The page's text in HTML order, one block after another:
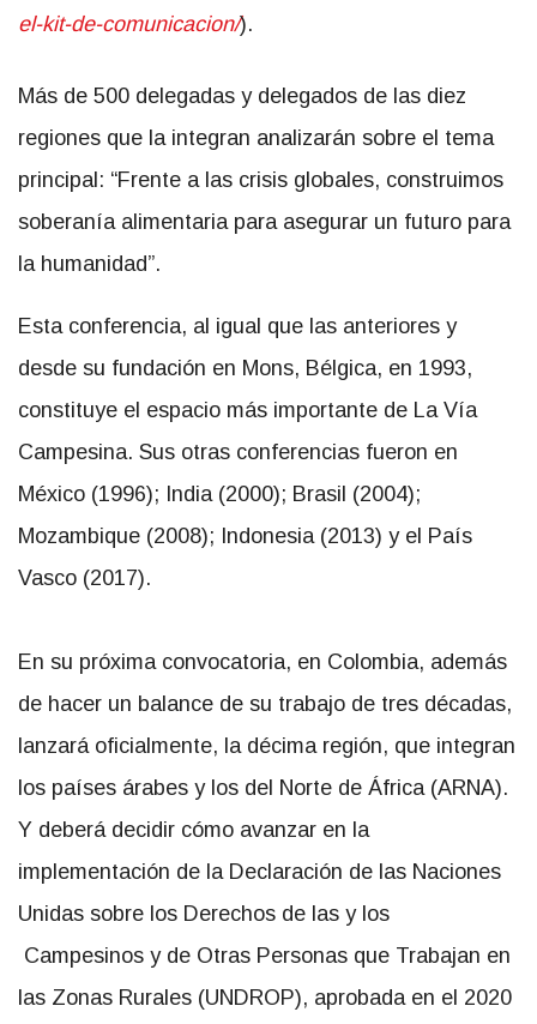
el-kit-de-comunicacion/).
Más de 500 delegadas y delegados de las diez
regiones que la integran analizarán sobre el tema
principal: “Frente a las crisis globales, construimos
soberanía alimentaria para asegurar un futuro para
la humanidad”.
Esta conferencia, al igual que las anteriores y
desde su fundación en Mons, Bélgica, en 1993,
constituye el espacio más importante de La Vía
Campesina. Sus otras conferencias fueron en
México (1996); India (2000); Brasil (2004);
Mozambique (2008); Indonesia (2013) y el País
Vasco (2017).
En su próxima convocatoria, en Colombia, además
de hacer un balance de su trabajo de tres décadas,
lanzará oficialmente, la décima región, que integran
los países árabes y los del Norte de África (ARNA).
Y deberá decidir cómo avanzar en la
implementación de la Declaración de las Naciones
Unidas sobre los Derechos de las y los
Campesinos y de Otras Personas que Trabajan en
las Zonas Rurales (UNDROP), aprobada en el 2020